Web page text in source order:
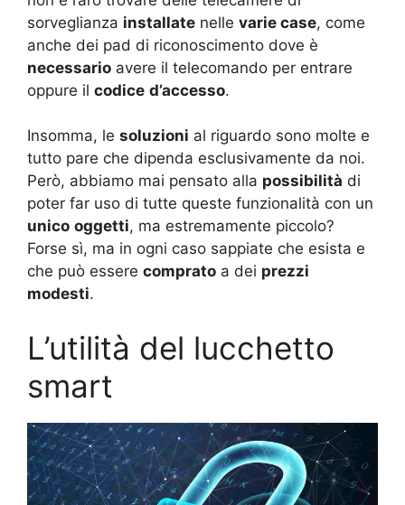
sorveglianza installate nelle varie case, come
anche dei pad di riconoscimento dove è
necessario avere il telecomando per entrare
oppure il codice d’accesso.
Insomma, le soluzioni al riguardo sono molte e
tutto pare che dipenda esclusivamente da noi.
Però, abbiamo mai pensato alla possibilità di
poter far uso di tutte queste funzionalità con un
unico oggetti, ma estremamente piccolo?
Forse sì, ma in ogni caso sappiate che esista e
che può essere comprato a dei prezzi
modesti.
L’utilità del lucchetto
smart